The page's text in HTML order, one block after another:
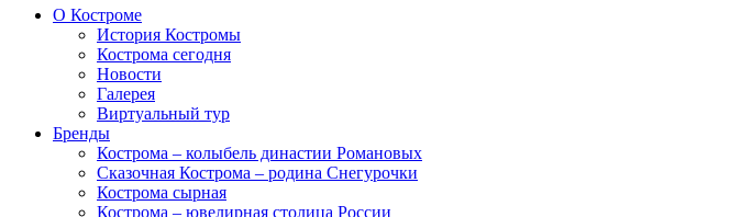
О Костроме
История Костромы
Кострома сегодня
Новости
Галерея
Виртуальный тур
Бренды
Кострома – колыбель династии Романовых
Сказочная Кострома – родина Снегурочки
Кострома сырная
Кострома – ювелирная столица России